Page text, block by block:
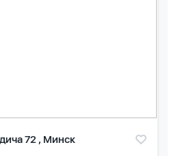
72 , Минск